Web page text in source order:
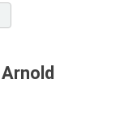
Arnold